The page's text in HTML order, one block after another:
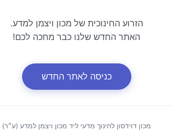
הזרוע החינוכית של מכון ויצמן למדע.
האתר החדש שלנו כבר מחכה לכם!
כניסה לאתר החדש
מכון דוידסון לחינוך מדעי ליד מכון ויצמן למדע (ע״ר)